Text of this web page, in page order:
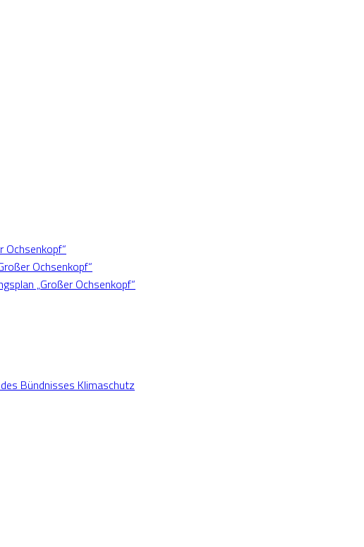
Ochsenkopf“
Ochsenkopf“
„Großer Ochsenkopf“
Bündnisses Klimaschutz